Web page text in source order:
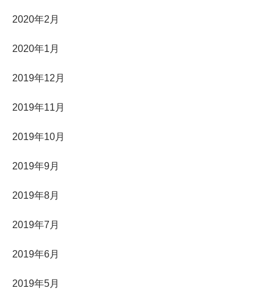
2020年2月
2020年1月
2019年12月
2019年11月
2019年10月
2019年9月
2019年8月
2019年7月
2019年6月
2019年5月